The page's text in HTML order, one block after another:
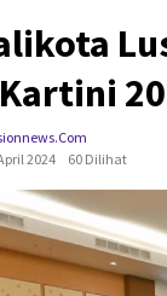
2024
60 Dilihat